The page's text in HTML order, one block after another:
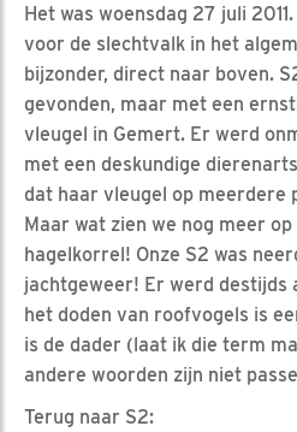
Het was woensdag 27 juli
voor de slechtvalk in het
bijzonder, direct naar boven.
gevonden, maar met een
vleugel in Gemert. Er werd
met een deskundige
dat haar vleugel op meerdere
Maar wat zien we nog meer
hagelkorrel! Onze S2 was
jachtgeweer! Er werd destijds
het doden van roofvogels is
is de dader (laat ik die term
andere woorden zijn niet
Terug naar S2: